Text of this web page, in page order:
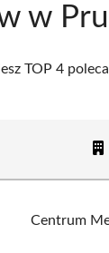
w
TOP 4
Centrum